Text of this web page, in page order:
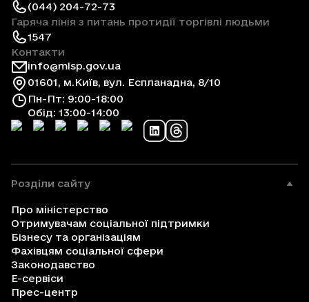
(044) 204-72-73
Гаряча лінія з питань протидії торгівлі людьми
1547
Контакти
info@mlsp.gov.ua
01601, м.Київ, вул. Еспланадна, 8/10
Пн-Пт: 9:00-18:00
Обід: 13:00-14:00
Розділи сайту
Про міністерство
Отримувачам соціальної підтримки
Бізнесу та організаціям
Фахівцям соціальної сфери
Законодавство
Е-сервіси
Прес-центр